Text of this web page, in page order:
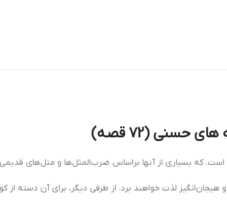
حسنی (72 قصه)
كه بسياري از آنها براساس ضرب‌المثل‌ها و متل‌هاي
لذت خواهند برد. از طرفی دیگر، برای آن دسته